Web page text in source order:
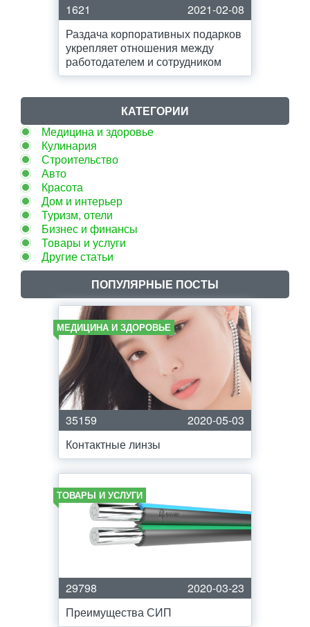
1621
2021-02-08
Раздача корпоративных подарков
укрепляет отношения между
работодателем и сотрудником
КАТЕГОРИИ
Медицина и здоровье
Кулинария
Строительство
Авто
Красота
Дом и интерьер
Туризм, отели
Бизнес и финансы
Товары и услуги
Другие статьи
ПОПУЛЯРНЫЕ ПОСТЫ
МЕДИЦИНА И ЗДОРОВЬЕ
35159
2020-05-03
Контактные линзы
ТОВАРЫ И УСЛУГИ
29798
2020-03-23
Преимущества СИП